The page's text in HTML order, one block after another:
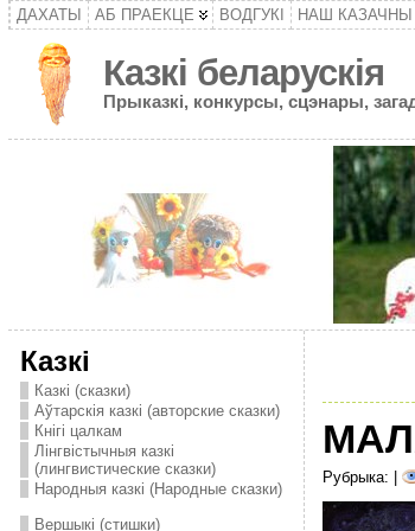
ДАХАТЫ АБ ПРАЕКЦЕ ВОДГУКІ НАШ
Казкі беларускія
Прыказкі, конкурсы, сцэнары,
Казкі
Казкі (сказки)
Аўтарскія казкі (авторские сказки)
Кнігі цалкам
Лінгвістычныя казкі
(лингвистические сказки)
Народныя казкі (Народные сказки)
Вершыкі (стишки)
Рубрыка: |